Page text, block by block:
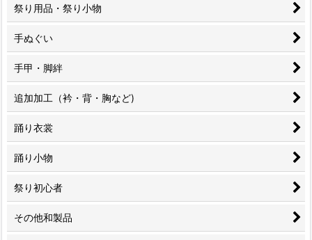
祭り用品・祭り小物
手ぬぐい
手甲・脚絆
追加加工（衿・背・胸など)
踊り衣裳
踊り小物
祭り初心者
その他和製品